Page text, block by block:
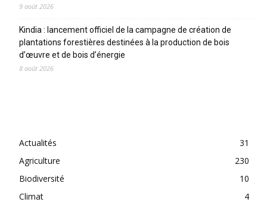
9 août 2026
Kindia : lancement officiel de la campagne de création de
plantations forestières destinées à la production de bois
d’œuvre et de bois d’énergie
8 août 2026
Actualités
31
Agriculture
230
Biodiversité
10
Climat
4